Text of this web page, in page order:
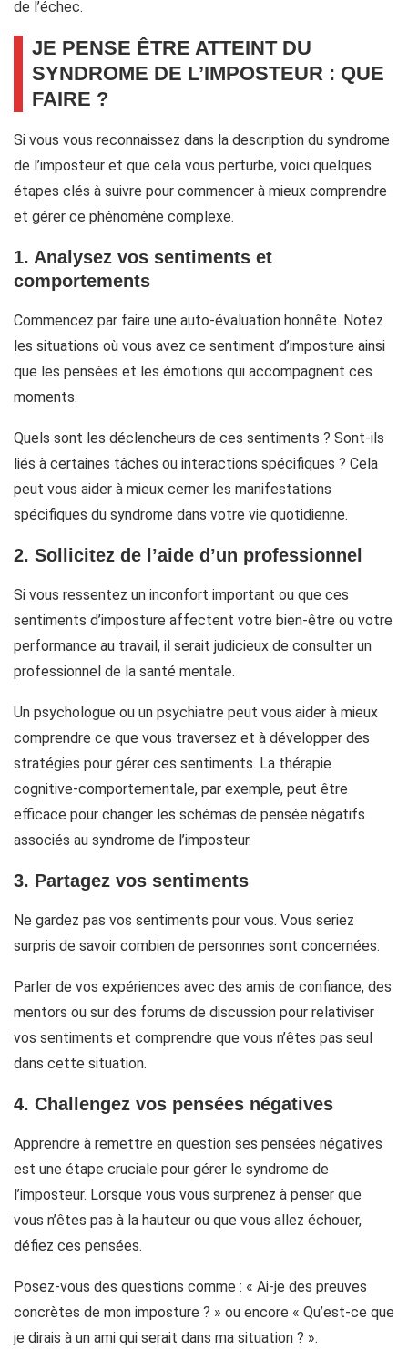
de l’échec.
JE PENSE ÊTRE ATTEINT DU
SYNDROME DE L’IMPOSTEUR : QUE
FAIRE ?
Si vous vous reconnaissez dans la description du syndrome
de l’imposteur et que cela vous perturbe, voici quelques
étapes clés à suivre pour commencer à mieux comprendre
et gérer ce phénomène complexe.
1. Analysez vos sentiments et
comportements
Commencez par faire une auto-évaluation honnête. Notez
les situations où vous avez ce sentiment d’imposture ainsi
que les pensées et les émotions qui accompagnent ces
moments.
Quels sont les déclencheurs de ces sentiments ? Sont-ils
liés à certaines tâches ou interactions spécifiques ? Cela
peut vous aider à mieux cerner les manifestations
spécifiques du syndrome dans votre vie quotidienne.
2. Sollicitez de l’aide d’un professionnel
Si vous ressentez un inconfort important ou que ces
sentiments d’imposture affectent votre bien-être ou votre
performance au travail, il serait judicieux de consulter un
professionnel de la santé mentale.
Un psychologue ou un psychiatre peut vous aider à mieux
comprendre ce que vous traversez et à développer des
stratégies pour gérer ces sentiments. La thérapie
cognitive-comportementale, par exemple, peut être
efficace pour changer les schémas de pensée négatifs
associés au syndrome de l’imposteur.
3. Partagez vos sentiments
Ne gardez pas vos sentiments pour vous. Vous seriez
surpris de savoir combien de personnes sont concernées.
Parler de vos expériences avec des amis de confiance, des
mentors ou sur des forums de discussion pour relativiser
vos sentiments et comprendre que vous n’êtes pas seul
dans cette situation.
4. Challengez vos pensées négatives
Apprendre à remettre en question ses pensées négatives
est une étape cruciale pour gérer le syndrome de
l’imposteur. Lorsque vous vous surprenez à penser que
vous n’êtes pas à la hauteur ou que vous allez échouer,
défiez ces pensées.
Posez-vous des questions comme : « Ai-je des preuves
concrètes de mon imposture ? » ou encore « Qu’est-ce que
je dirais à un ami qui serait dans ma situation ? ».